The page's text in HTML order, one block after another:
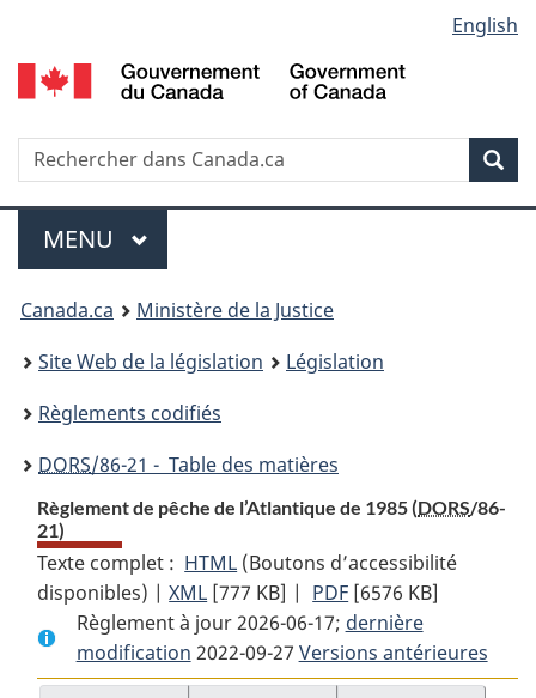
au
contenu
propos
de
la
HTML
simplifiée
selection
English
Recherche
Menu
MENU PRINCIPAL
You
are
here:
Canada.ca
Ministère de la Justice
Site Web de la législation
Législation
Règlements codifiés
DORS/86-21 - Table des matières
Règlement de pêche de l’Atlantique de 1985 (DORS/86-
21)
Texte complet : HTML Texte
complet
:
Règlement
de
(Boutons d’accessibilité
disponibles) |XML Texte
complet
:
Règlement
[777 KB] | PDF Texte
complet
:
Règlement
[6576 KB]
Règlement à jour 2026-06-17; dernière
modification 2022-09-27 Versions antérieures